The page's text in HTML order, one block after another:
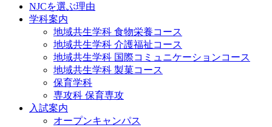
NJCを選ぶ理由
学科案内
地域共⽣学科 ⾷物栄養コース
地域共生学科 介護福祉コース
地域共生学科 国際コミュニケーションコース
地域共⽣学科 製菓コース
保育学科
専攻科 保育専攻
入試案内
オープンキャンパス